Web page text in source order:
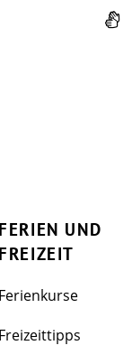
FERIEN UND
FREIZEIT
Ferienkurse
Freizeittipps